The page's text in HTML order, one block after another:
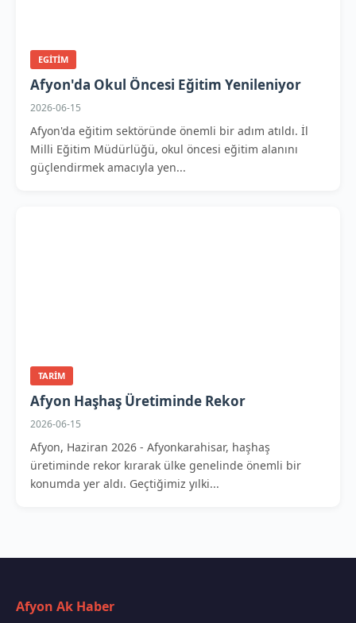
EGITIM
Afyon'da Okul Öncesi Eğitim Yenileniyor
2026-06-15
Afyon'da eğitim sektöründe önemli bir adım atıldı. İl
Milli Eğitim Müdürlüğü, okul öncesi eğitim alanını
güçlendirmek amacıyla yen...
TARIM
Afyon Haşhaş Üretiminde Rekor
2026-06-15
Afyon, Haziran 2026 - Afyonkarahisar, haşhaş
üretiminde rekor kırarak ülke genelinde önemli bir
konumda yer aldı. Geçtiğimiz yılki...
Afyon Ak Haber